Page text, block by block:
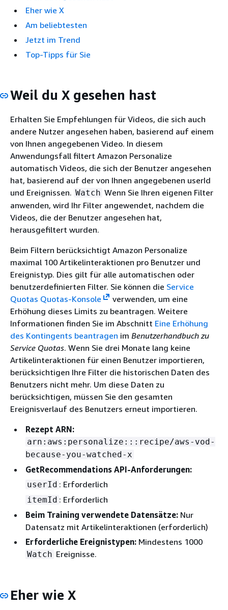
Eher wie X
Am beliebtesten
Jetzt im Trend
Top-Tipps für Sie
Weil du X gesehen hast
Erhalten Sie Empfehlungen für Videos, die sich auch
andere Nutzer angesehen haben, basierend auf einem
von Ihnen angegebenen Video. In diesem
Anwendungsfall filtert Amazon Personalize
automatisch Videos, die sich der Benutzer angesehen
hat, basierend auf der von Ihnen angegebenen userId
und Ereignissen. Watch Wenn Sie Ihren eigenen Filter
anwenden, wird Ihr Filter angewendet, nachdem die
Videos, die der Benutzer angesehen hat,
herausgefiltert wurden.
Beim Filtern berücksichtigt Amazon Personalize
maximal 100 Artikelinteraktionen pro Benutzer und
Ereignistyp. Dies gilt für alle automatischen oder
benutzerdefinierten Filter. Sie können die Service
Quotas Quotas-Konsole
verwenden, um eine
Erhöhung dieses Limits zu beantragen. Weitere
Informationen finden Sie im Abschnitt Eine Erhöhung
des Kontingents beantragen im Benutzerhandbuch zu
Service Quotas. Wenn Sie drei Monate lang keine
Artikelinteraktionen für einen Benutzer importieren,
berücksichtigen Ihre Filter die historischen Daten des
Benutzers nicht mehr. Um diese Daten zu
berücksichtigen, müssen Sie den gesamten
Ereignisverlauf des Benutzers erneut importieren.
Rezept ARN:
arn:aws:personalize:::recipe/aws-vod-
because-you-watched-x
GetRecommendations API-Anforderungen:
userId : Erforderlich
itemId : Erforderlich
Beim Training verwendete Datensätze: Nur
Datensatz mit Artikelinteraktionen (erforderlich)
Erforderliche Ereignistypen: Mindestens 1000
Watch Ereignisse.
Eher wie X